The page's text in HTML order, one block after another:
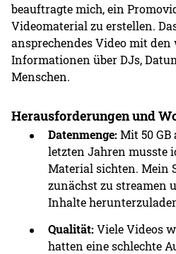
beauftragte mich, ein
Videomaterial zu erstellen.
ansprechendes Video mit
Informationen über DJs,
Menschen.
Herausforderungen und
Datenmenge: Mit 50
letzten Jahren musste
Material sichten. Mein
zunächst zu streamen
Inhalte
Qualität: Viele Videos
hatten eine schlechte